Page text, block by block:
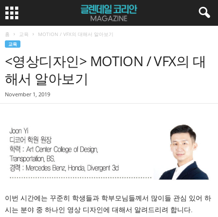
홈 교육 MOTION / VFX의 대해서 알아보기
교육
<영상디자인> MOTION / VFX의 대
해서 알아보기
November 1, 2019
이번 시간에는 꾸준히 학생들과 학부모님들께서 많이들 관심 있어 하
시는 분야 중 하나인 영상 디자인에 대해서 알려드리려 합니다.